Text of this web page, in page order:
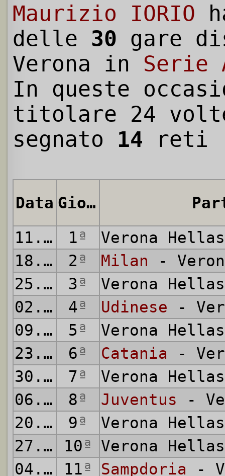
Maurizio IORIO
delle 30 gare
Verona in Serie
In queste
titolare 24
segnato 14 reti
Data Giornata
11.09.1983
1ª
Verona
18.09.1983
2ª Milan -
25.09.1983
3ª
Verona
02.10.1983
4ª Udinese -
09.10.1983
5ª
Verona
23.10.1983
6ª Catania -
30.10.1983
7ª
Verona
06.11.1983
8ª Juventus -
20.11.1983
9ª
Verona
27.11.1983
10ª
Verona
04.12.1983
11ª Sampdoria -